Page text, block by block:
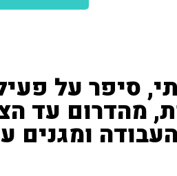
סיפר על
מהדרום עד
ומגנים